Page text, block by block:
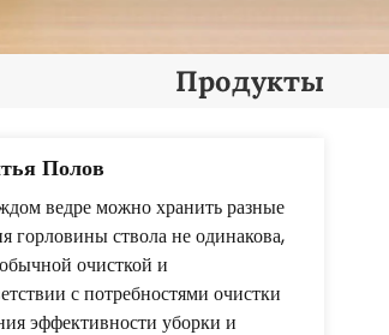
Español
Türkçe
Продукты
Полов
ведре можно хранить разные
горловины ствола не одинакова,
очисткой и
с потребностями очистки
эффективности уборки и